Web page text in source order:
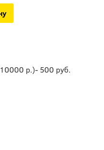
р.)- 500 руб.
-15 %